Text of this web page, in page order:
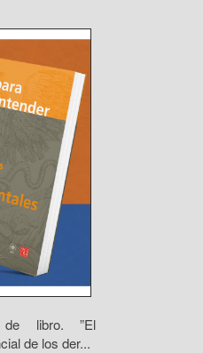
de libro. ”El
de los der...